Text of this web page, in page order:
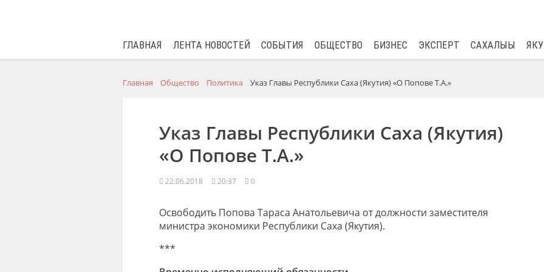
ГЛАВНАЯ ЛЕНТА НОВОСТЕЙ СОБЫТИЯ ОБЩЕСТВО БИЗНЕС ЭКСПЕРТ САХАЛЫЫ
Главная Общество Политика Указ Главы Республики Саха (Якутия) «О Попове Т.А.»
Указ Главы Республики Саха (Якутия)
«О Попове Т.А.»
22.06.2018 20:37 0
Освободить Попова Тараса Анатольевича от должности заместителя
министра экономики Республики Саха (Якутия).
***